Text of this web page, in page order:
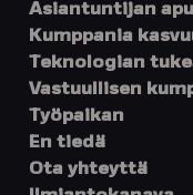
Asiantuntijan
Kumppania
Teknologian
Vastuullisen
Työpaikan
En tiedä
Ota yhteyttä